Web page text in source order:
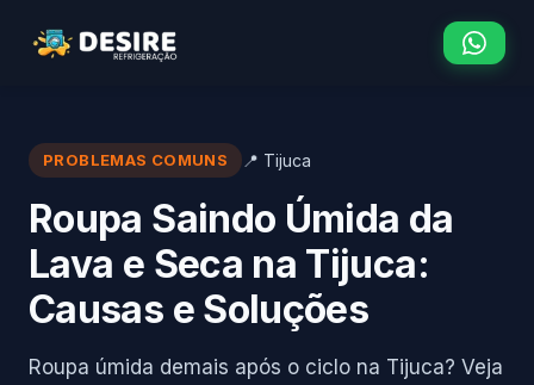
PROBLEMAS COMUNS 📍 Tijuca
Roupa Saindo Úmida da
Lava e Seca na Tijuca:
Causas e Soluções
Roupa úmida demais após o ciclo na Tijuca? Veja